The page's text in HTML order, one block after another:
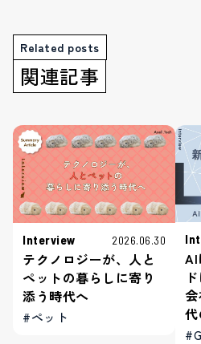
Related posts
関連記事
Interview 2026.06.30
テクノロジーが、人と
ペットの暮らしに寄り
添う時代へ
#ペット
AI
代